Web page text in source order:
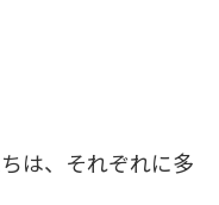
は、それぞれに多